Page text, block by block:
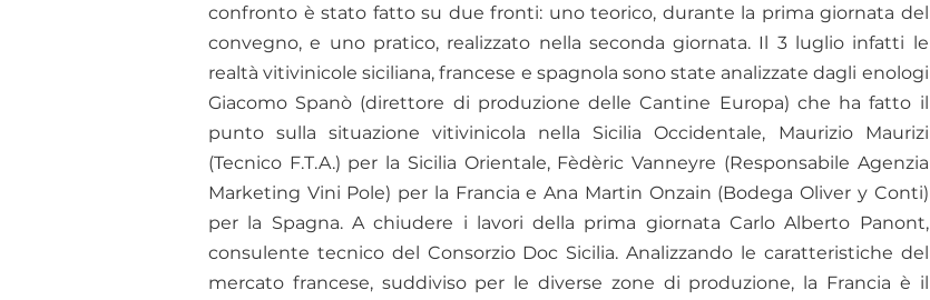
confronto è stato fatto su due fronti: uno teorico, durante la prima giornata del
convegno, e uno pratico, realizzato nella seconda giornata. Il 3 luglio infatti le
realtà vitivinicole siciliana, francese e spagnola sono state analizzate dagli enologi
Giacomo Spanò (direttore di produzione delle Cantine Europa) che ha fatto il
punto sulla situazione vitivinicola nella Sicilia Occidentale, Maurizio Maurizi
(Tecnico F.T.A.) per la Sicilia Orientale, Fèdèric Vanneyre (Responsabile Agenzia
Marketing Vini Pole) per la Francia e Ana Martin Onzain (Bodega Oliver y Conti)
per la Spagna. A chiudere i lavori della prima giornata Carlo Alberto Panont,
consulente tecnico del Consorzio Doc Sicilia. Analizzando le caratteristiche del
mercato francese, suddiviso per le diverse zone di produzione, la Francia è il